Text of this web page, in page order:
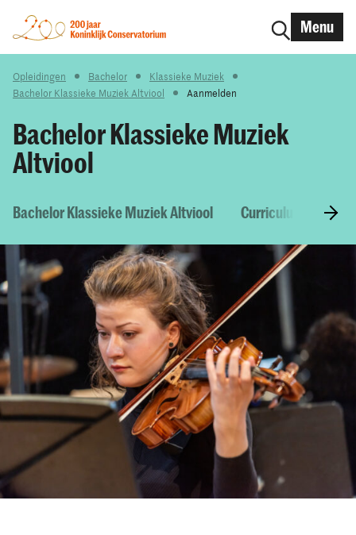
Menu
Opleidingen Bachelor
Klassieke Muziek
Bachelor Klassieke Muziek Altviool
Aanmelden
Bachelor Klassieke Muziek
Altviool
Bachelor Klassieke Muziek Altviool Curriculum &